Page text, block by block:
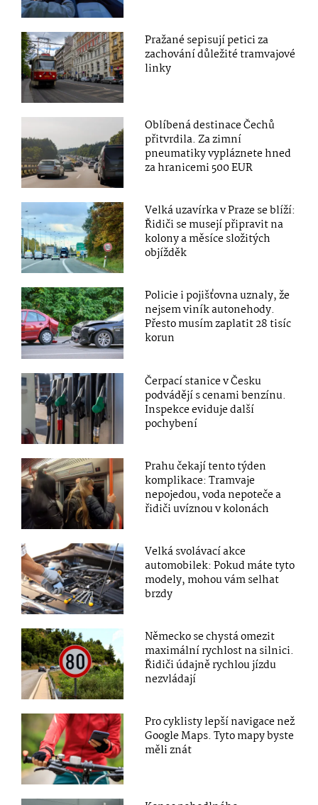
Pražané sepisují petici za
zachování důležité tramvajové
linky
Oblíbená destinace Čechů
přitvrdila. Za zimní
pneumatiky vypláznete hned
za hranicemi 500 EUR
Velká uzavírka v Praze se blíží:
Řidiči se musejí připravit na
kolony a měsíce složitých
objížděk
Policie i pojišťovna uznaly, že
nejsem viník autonehody.
Přesto musím zaplatit 28 tisíc
korun
Čerpací stanice v Česku
podvádějí s cenami benzínu.
Inspekce eviduje další
pochybení
Prahu čekají tento týden
komplikace: Tramvaje
nepojedou, voda nepoteče a
řidiči uvíznou v kolonách
Velká svolávací akce
automobilek: Pokud máte tyto
modely, mohou vám selhat
brzdy
Německo se chystá omezit
maximální rychlost na silnici.
Řidiči údajně rychlou jízdu
nezvládají
Pro cyklisty lepší navigace než
Google Maps. Tyto mapy byste
měli znát